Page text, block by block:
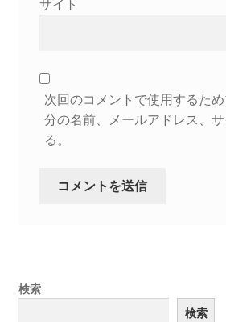
サイト
次回のコメントで使用するた
分の名前、メールアドレス、
る。
検索
検索